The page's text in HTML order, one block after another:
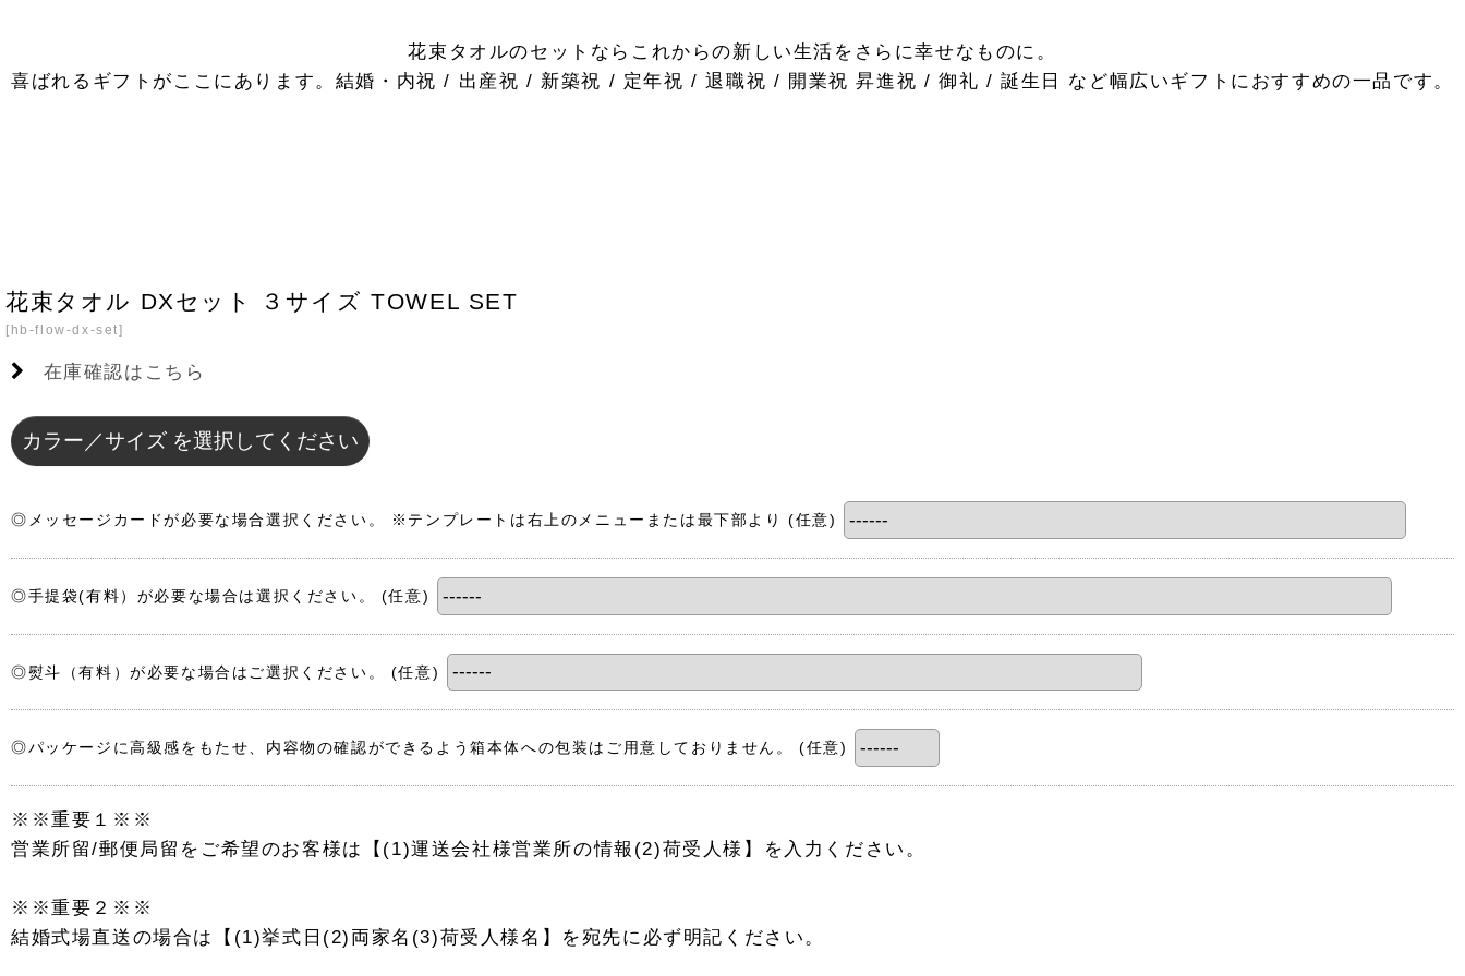
花束タオルのセットならこれからの新しい生活をさらに幸せなものに。
喜ばれるギフトがここにあります。結婚・内祝 / 出産祝 / 新築祝 / 定年祝 / 退職祝 / 開業祝 昇進祝 / 御礼 / 誕生日 など幅広いギフトにおすすめの一品です。
花束タオル DXセット ３サイズ TOWEL SET
[ hb-flow-dx-set]
在庫確認はこちら
カラー／サイズ を選択してください
◎メッセージカードが必要な場合選択ください。 ※テンプレートは右上のメニューまたは最下部より(任意)
◎手提袋(有料）が必要な場合は選択ください。 (任意)
◎熨斗（有料）が必要な場合はご選択ください。 (任意)
◎パッケージに高級感をもたせ、内容物の確認ができるよう箱本体への包装はご用意しておりません。(任意)
※※重要１※※
営業所留/郵便局留をご希望のお客様は【(1)運送会社様営業所の情報(2)荷受人様】を入力ください。
※※重要２※※
結婚式場直送の場合は【(1)挙式日(2)両家名(3)荷受人様名】を宛先に必ず明記ください。